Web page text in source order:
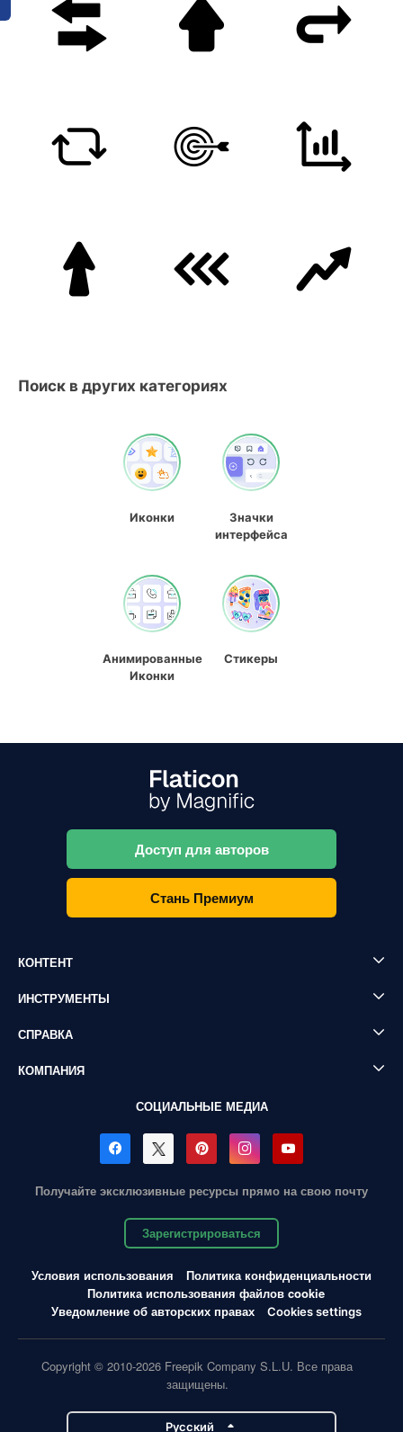
Поиск в других категориях
Иконки
Значки
интерфейса
Анимированные
Иконки
Стикеры
Доступ для авторов
Стань Премиум
КОНТЕНТ
ИНСТРУМЕНТЫ
СПРАВКА
КОМПАНИЯ
СОЦИАЛЬНЫЕ МЕДИА
Получайте эксклюзивные ресурсы прямо на свою почту
Зарегистрироваться
Условия использования
Политика конфиденциальности
Политика использования файлов cookie
Уведомление об авторских правах
Cookies settings
Copyright © 2010-2026 Freepik Company S.L.U. Все права
защищены.
Pусский